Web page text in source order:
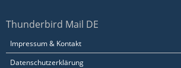
Thunderbird Mail DE
Impressum & Kontakt
Datenschutzerklärung